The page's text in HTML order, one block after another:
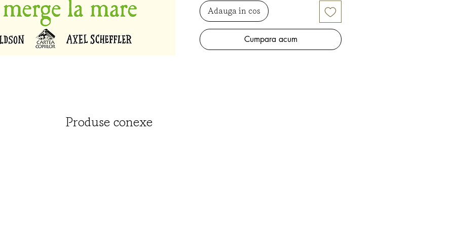
albastrul strălucitor al mării.
Ce se ascunde sub clapetele din
carte?
Adauga in cos
Cumpara acum
Produse conexe